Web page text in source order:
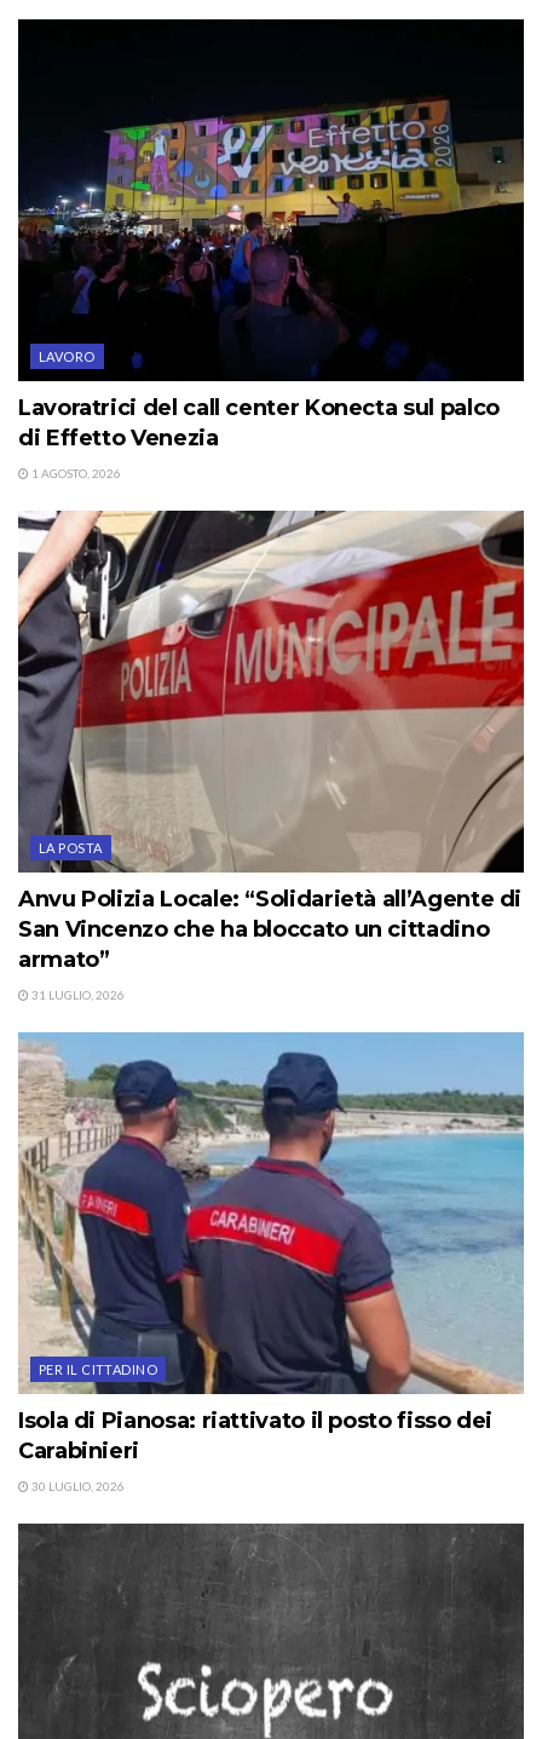
LAVORO
Lavoratrici del call center Konecta sul palco
di Effetto Venezia
1 AGOSTO, 2026
LA POSTA
Anvu Polizia Locale: “Solidarietà all’Agente di
San Vincenzo che ha bloccato un cittadino
armato”
31 LUGLIO, 2026
PER IL CITTADINO
Isola di Pianosa: riattivato il posto fisso dei
Carabinieri
30 LUGLIO, 2026